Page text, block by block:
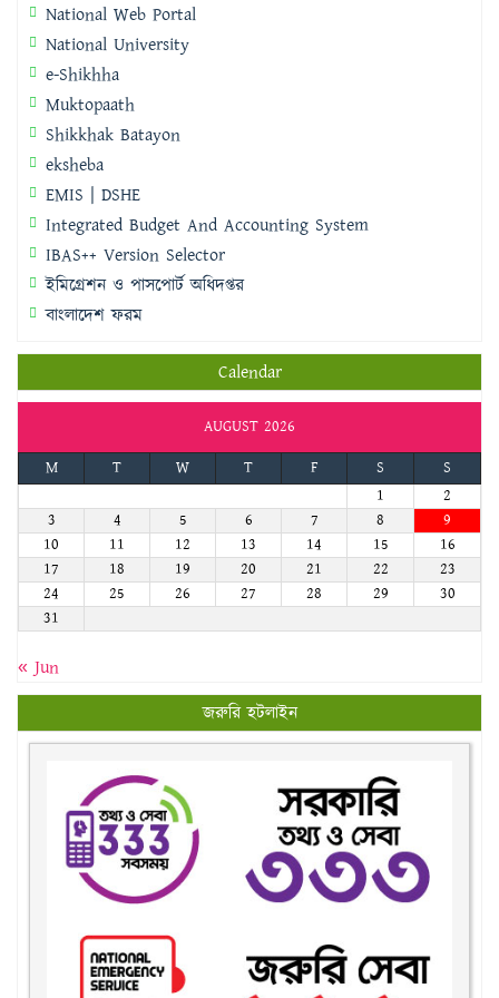
National Web Portal
National University
e-Shikhha
Muktopaath
Shikkhak Batayon
eksheba
EMIS | DSHE
Integrated Budget And Accounting System
IBAS++ Version Selector
ইমিগ্রেশন ও পাসপোর্ট অধিদপ্তর
বাংলাদেশ ফরম
Calendar
AUGUST 2026
M
T W T F S
S
1
2
3
4 5 6 7 8
9
10
11 12 13 14 15
16
17
18 19 20 21 22
23
24
25 26 27 28 29
30
31
« Jun
জরুরি হটলাইন